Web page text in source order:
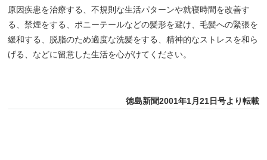
原因疾患を治療する、不規則な生活パターンや就寝時間を改善す
る、禁煙をする、ポニーテールなどの髪形を避け、毛髪への緊張を
緩和する、脱脂のため適度な洗髪をする、精神的なストレスを和ら
げる、などに留意した生活を心がけてください。
徳島新聞2001年1月21日号より転載